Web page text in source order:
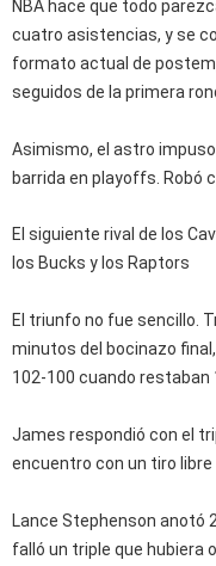
NBA hace que todo
cuatro asistencias, y se
formato actual de
seguidos de la primera
Asimismo, el astro
barrida en playoffs. Robó
El siguiente rival de los
los Bucks y los Raptors
El triunfo no fue sencillo.
minutos del bocinazo
102-100 cuando restaban
James respondió con el
encuentro con un tiro libre
Lance Stephenson anotó
falló un triple que hubiera